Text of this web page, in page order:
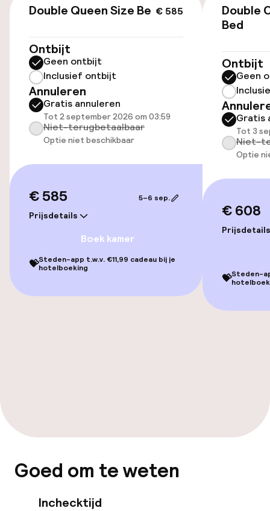
US$ 79,00 per dag
Openbaar parkeren
Toegankelijkheid
Overal rolstoeltoegankelijk
Lift
Kamers
Kamers voor rokers beschikbaar
Zwemmen & wellness
Bar
€ 585
Double Queen Size Bed
Ontbijt
Geen ontbijt
Inclusief ontbijt
Annuleren
Gratis annuleren
Tot 2 september 2026 om 03:59
Niet-terugbetaalbaar
Optie niet beschikbaar
€ 585
Prijsdetails
5–6 sep.
Boek kamer
💝Steden-app t.w.v. €11,99 cadeau bij je
hotelboeking
Double
Bed
Ontbijt
Geen
Gratis
Tot 3
Niet-
Optie
€ 608
Prijsdetails
💝Steden-
Goed om te weten
Inchecktijd